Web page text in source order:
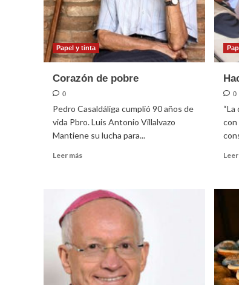
Papel y tinta
Corazón de pobre
0
Pedro Casaldáliga cumplió 90 años de
vida Pbro. Luis Antonio Villalvazo
Mantiene su lucha para...
Leer más
Corazón
de
0
con